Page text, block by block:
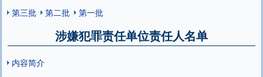
第三批
第二批 第一批
涉嫌犯罪责任单位责任人名单
内容简介